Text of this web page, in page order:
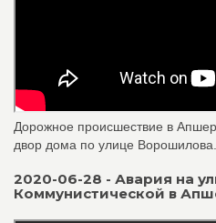
Дорожное происшествие в
двор дома по улице Ворошилова.
2020-06-28 - Авария на
Коммунистической в